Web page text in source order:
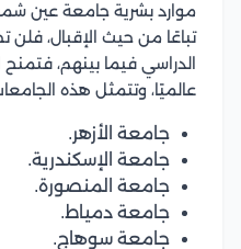
موارد بشرية جامعة عين
تباعًا من حيث الإقبال،
الدراسي فيما بينهم، فتمنح
عالميًا، وتتمثل هذه
جامعة الأزهر.
جامعة الإسكندرية.
جامعة المنصورة.
جامعة دمياط.
جامعة سوهاج.